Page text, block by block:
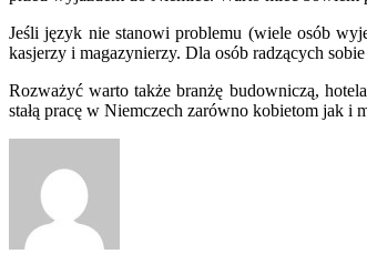
Jeśli język nie stanowi problemu (wiele osób
kasjerzy i magazynierzy. Dla osób radzących
Rozważyć warto także branżę budowniczą,
stałą pracę w Niemczech zarówno kobietom jak i